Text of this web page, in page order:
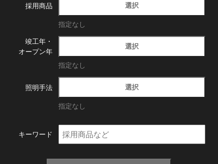
採用商品 選択
指定なし
竣工年・
オープン年
選択
指定なし
照明手法 選択
指定なし
キーワード